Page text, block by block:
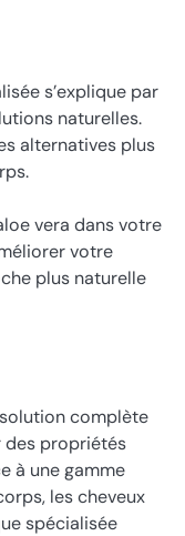
s’explique par
naturelles.
alternatives plus
vera dans votre
votre
plus naturelle
complète
des propriétés
à une gamme
les cheveux
spécialisée